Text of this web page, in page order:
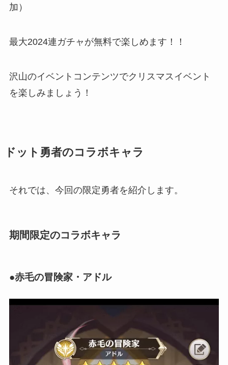
加）
最大2024連ガチャが無料で楽しめます！！
沢山のイベントコンテンツでクリスマスイベント
を楽しみましょう！
ドット勇者のコラボキャラ
それでは、今回の限定勇者を紹介します。
期間限定のコラボキャラ
●赤毛の冒険家・アドル